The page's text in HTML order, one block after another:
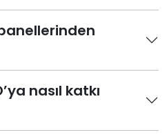
nasıl katkı